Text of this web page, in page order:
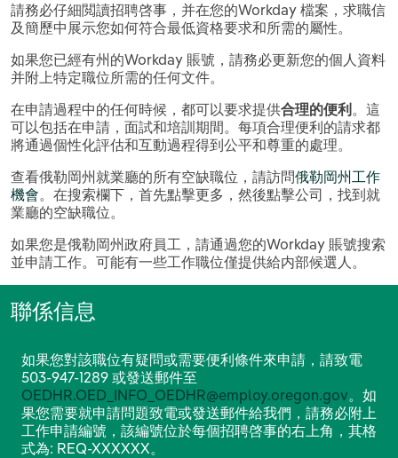
請務必仔細閲讀招聘啓事，并在您的Workday 檔案，求職信
及簡歷中展示您如何符合最低資格要求和所需的屬性。
如果您已經有州的Workday 賬號，請務必更新您的個人資料
并附上特定職位所需的任何文件。
在申請過程中的任何時候，都可以要求提供合理的便利 。這
可以包括在申請，面試和培訓期間。每項合理便利的請求都
將通過個性化評估和互動過程得到公平和尊重的處理。
查看俄勒岡州就業廳的所有空缺職位，請訪問俄勒岡州工作
機會。在搜索欄下，首先點擊更多，然後點擊公司，找到就
業廳的空缺職位。
如果您是俄勒岡州政府員工，請通過您的Workday 賬號搜索
並申請工作。可能有一些工作職位僅提供給内部候選人。
聯係信息
如果您對該職位有疑問或需要便利條件來申請，請致電
503-947-1289 或發送郵件至
OEDHR.OED_INFO_OEDHR@employ.oregon.gov。如
果您需要就申請問題致電或發送郵件給我們，請務必附上
工作申請編號，該編號位於每個招聘啓事的右上角，其格
式為: REQ-XXXXXX。